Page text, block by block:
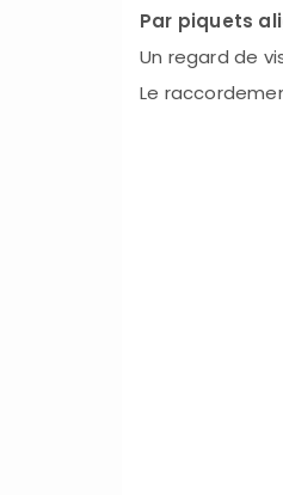
Par piquets
Un regard de
Le